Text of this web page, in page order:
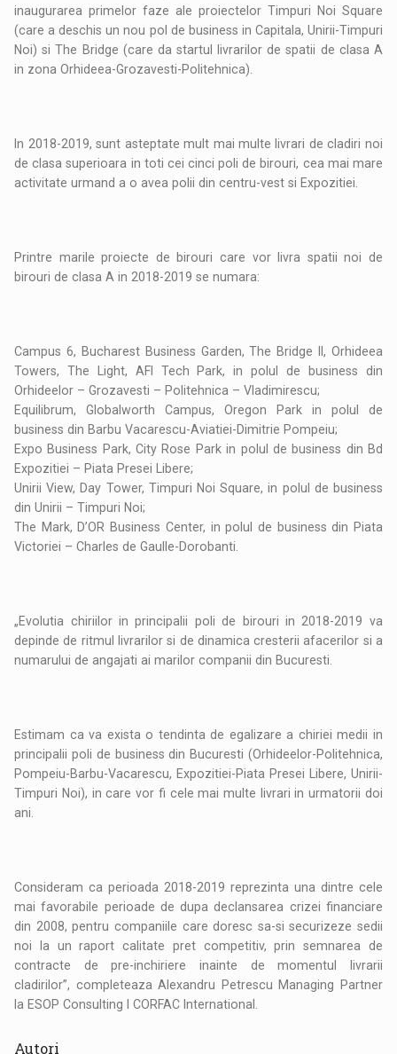
inaugurarea primelor faze ale proiectelor Timpuri Noi Square
(care a deschis un nou pol de business in Capitala, Unirii-Timpuri
Noi) si The Bridge (care da startul livrarilor de spatii de clasa A
in zona Orhideea-Grozavesti-Politehnica).
In 2018-2019, sunt asteptate mult mai multe livrari de cladiri noi
de clasa superioara in toti cei cinci poli de birouri, cea mai mare
activitate urmand a o avea polii din centru-vest si Expozitiei.
Printre marile proiecte de birouri care vor livra spatii noi de
birouri de clasa A in 2018-2019 se numara:
Campus 6, Bucharest Business Garden, The Bridge II, Orhideea
Towers, The Light, AFI Tech Park, in polul de business din
Orhideelor – Grozavesti – Politehnica – Vladimirescu;
Equilibrum, Globalworth Campus, Oregon Park in polul de
business din Barbu Vacarescu-Aviatiei-Dimitrie Pompeiu;
Expo Business Park, City Rose Park in polul de business din Bd
Expozitiei – Piata Presei Libere;
Unirii View, Day Tower, Timpuri Noi Square, in polul de business
din Unirii – Timpuri Noi;
The Mark, D’OR Business Center, in polul de business din Piata
Victoriei – Charles de Gaulle-Dorobanti.
„Evolutia chiriilor in principalii poli de birouri in 2018-2019 va
depinde de ritmul livrarilor si de dinamica cresterii afacerilor si a
numarului de angajati ai marilor companii din Bucuresti.
Estimam ca va exista o tendinta de egalizare a chiriei medii in
principalii poli de business din Bucuresti (Orhideelor-Politehnica,
Pompeiu-Barbu-Vacarescu, Expozitiei-Piata Presei Libere, Unirii-
Timpuri Noi), in care vor fi cele mai multe livrari in urmatorii doi
ani.
Consideram ca perioada 2018-2019 reprezinta una dintre cele
mai favorabile perioade de dupa declansarea crizei financiare
din 2008, pentru companiile care doresc sa-si securizeze sedii
noi la un raport calitate pret competitiv, prin semnarea de
contracte de pre-inchiriere inainte de momentul livrarii
cladirilor”, completeaza Alexandru Petrescu Managing Partner
la ESOP Consulting l CORFAC International.
Autori